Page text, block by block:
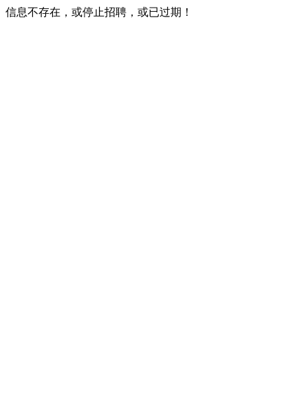
信息不存在，或停止招聘，或已过期！